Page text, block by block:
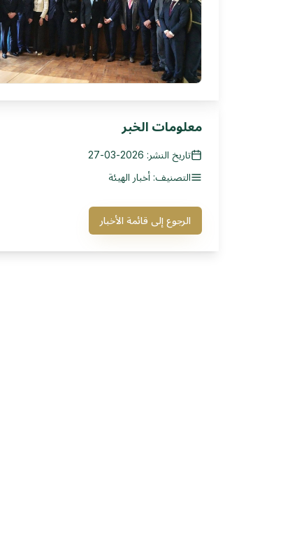
معلومات الخبر
تاريخ النشر: 2026-03-27
التصنيف: أخبار الهيئة
الرجوع إلى قائمة الأخبار